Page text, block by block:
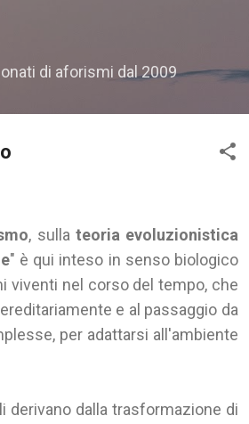
di aforismi dal 2009
, sulla teoria evoluzionistica
" è qui inteso in senso biologico
viventi nel corso del tempo, che
e al passaggio da
per adattarsi all'ambiente
derivano dalla trasformazione di